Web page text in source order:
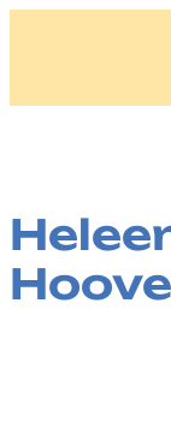
inhoud